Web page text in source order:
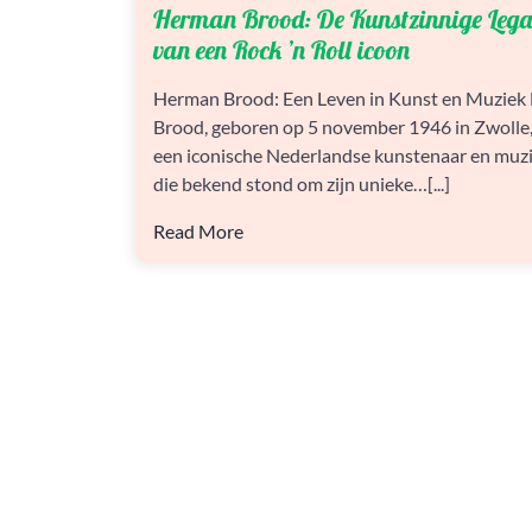
BROOD:
DE
KUNSTZINNIGE
VAN
EEN
ROCK
’N
ROLL
Herman Brood: De Kunstzinnige
van een Rock ’n Roll icoon
Herman Brood: Een Leven in Kunst en Muziek
Brood, geboren op 5 november 1946 in
een iconische Nederlandse kunstenaar en
die bekend stond om zijn unieke…[...]
Read More